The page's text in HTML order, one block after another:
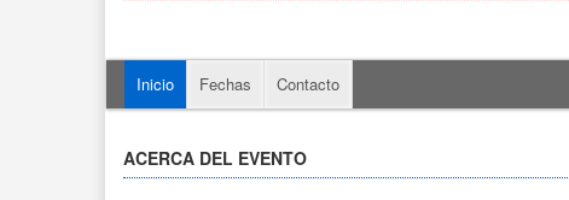
Inicio Fechas Contacto
ACERCA DEL EVENTO